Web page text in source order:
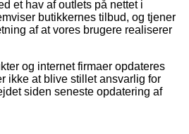
et hav af outlets på nettet i
butikkernes tilbud, og tjener
af at vores brugere realiserer
og internet firmaer opdateres
ikke at blive stillet ansvarlig for
siden seneste opdatering af